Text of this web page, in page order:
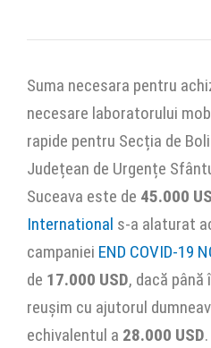
Suma necesara pentru
necesare laboratorului
rapide pentru Secția de
Județean de Urgențe
Suceava este de 45.000
International s-a alaturat
campaniei END COVID-19
de 17.000 USD, dacă până
reușim cu ajutorul
echivalentul a 28.000 USD.